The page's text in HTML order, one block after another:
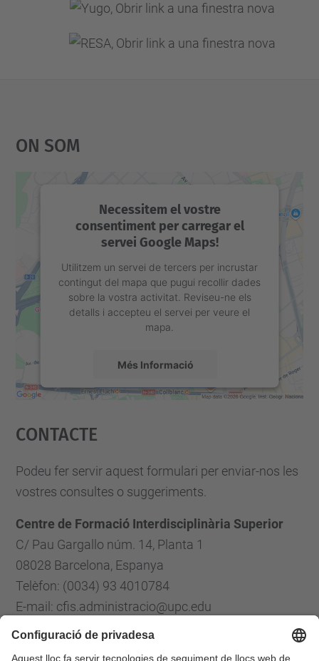
On Som
Necessitem el vostre
consentiment per carregar el
servei Google Maps!
Utilitzem un servei de tercers per incrustar
contingut del mapa que pugui recollir dades
sobre la vostra activitat. Reviseu-ne els
detalls i accepteu el servei per veure el
mapa.
Més Informació
powered by
Contacte
Podeu fer servir aquest formulari per enviar-nos les
vostres consultes o suggeriments.
Centre de Formació Interdisciplinària Superior
C/ Pau Gargallo núm. 14, Planta 1
08028 Barcelona, Espanya
Telèfon: (0034) 93 4010784
E-mail: cfis.administracio@upc.edu
Formulari de contacte